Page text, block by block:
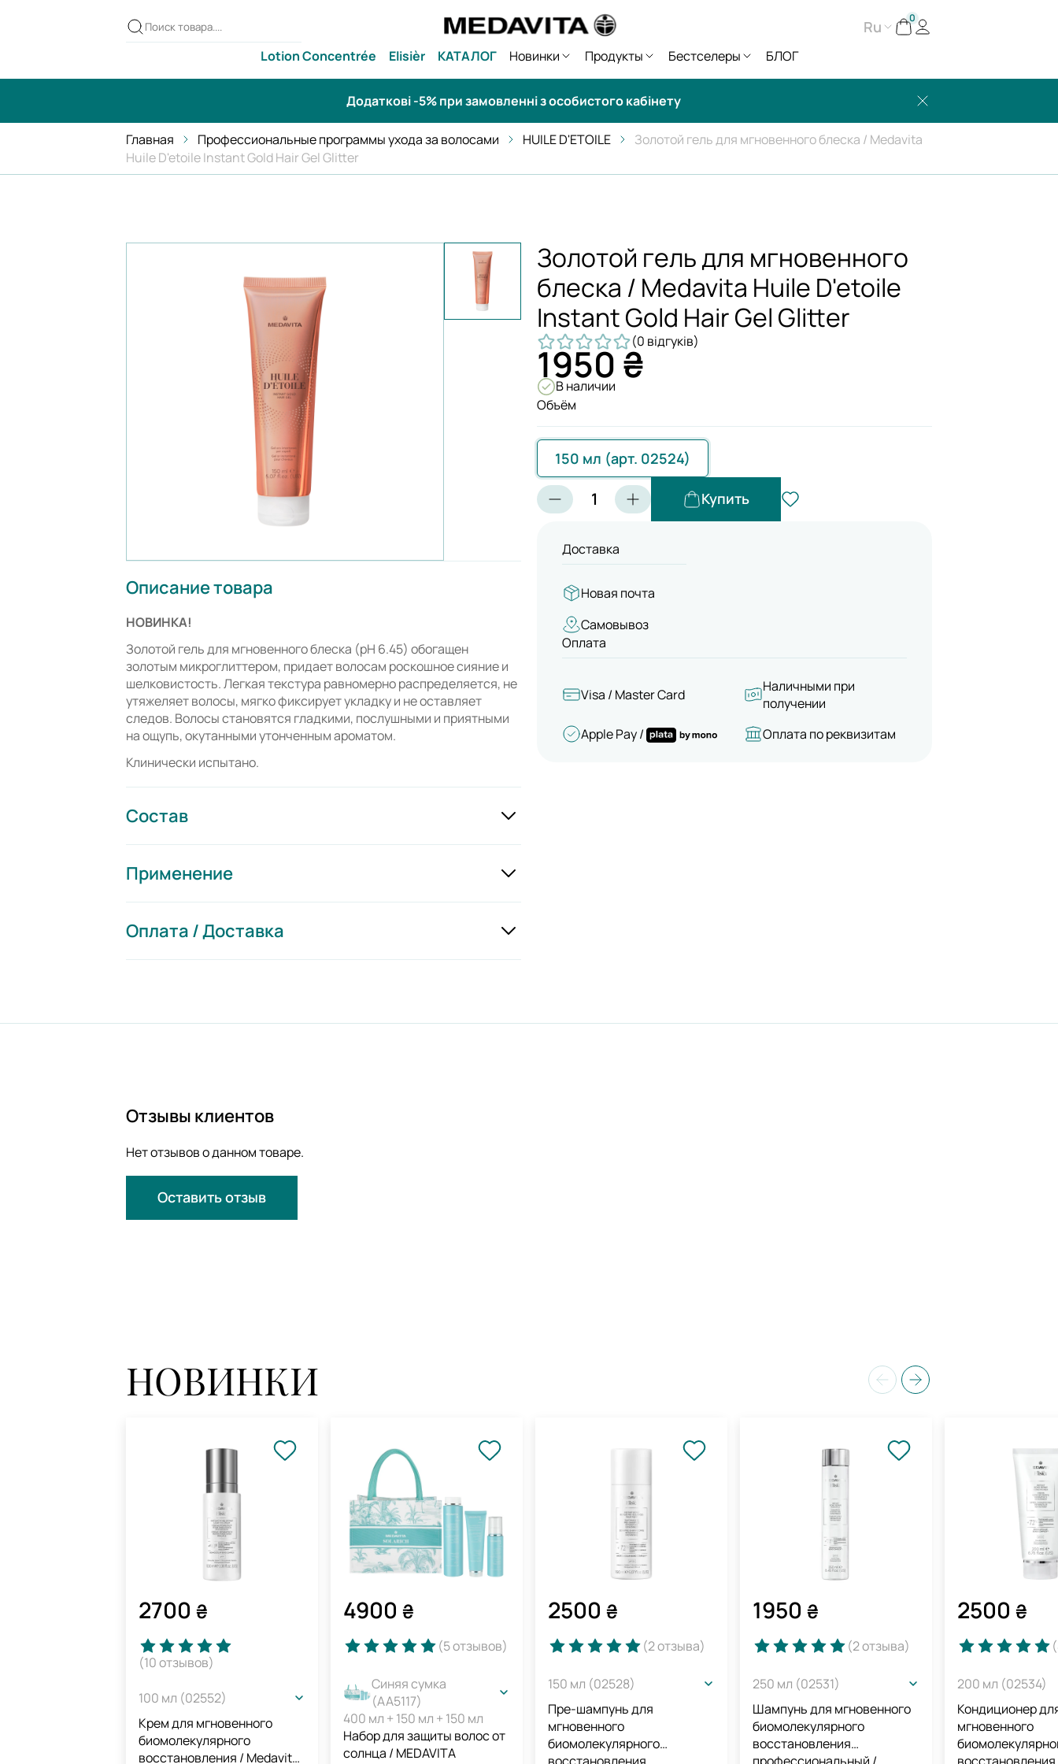
Ru 0
Lotion Concentrée Elisièr КАТАЛОГ Новинки Продукты Бестселеры БЛОГ
Додаткові -5% при замовленні з особистого кабінету
Главная Профессиональные программы ухода за волосами HUILE D'ETOILE
Золотой гель для мгновенного блеска / Medavita
Huile D'etoile Instant Gold Hair Gel Glitter
Описание товара
НОВИНКА!
Золотой гель для мгновенного блеска (pH 6.45) обогащен
золотым микроглиттером, придает волосам роскошное сияние и
шелковистость. Легкая текстура равномерно распределяется, не
утяжеляет волосы, мягко фиксирует укладку и не оставляет
следов. Волосы становятся гладкими, послушными и приятными
на ощупь, окутанными утонченным ароматом.
Клинически испытано.
Состав
Применение
Оплата / Доставка
Золотой гель для мгновенного
блеска / Medavita Huile D'etoile
Instant Gold Hair Gel Glitter
(0 відгуків)
1950 ₴
В наличии
Объём
150 мл (арт. 02524)
Купить
Доставка
Новая почта
Самовывоз
Оплата
Visa / Master Card
Наличными при
получении
Apple Pay /
Оплата по реквизитам
Отзывы клиентов
Нет отзывов о данном товаре.
Оставить отзыв
НОВИНКИ
2700 ₴
(10отзывов)
100 мл (02552)
Крем для мгновенного
биомолекулярного
восстановления / Medavita
4900 ₴
(5отзывов)
Синяя сумка
(AA5117)
400 мл + 150 мл + 150 мл
Набор для защиты волос от
солнца / MEDAVITA
2500 ₴
(2отзыва)
150 мл (02528)
Пре-шампунь для
мгновенного
биомолекулярного
1950 ₴
(2отзыва)
250 мл (02531)
Шампунь для мгновенного
биомолекулярного
восстановления
2500 ₴
200 мл (02534)
Кондиционер
мгновенного